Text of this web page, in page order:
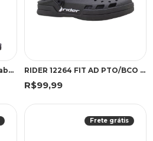
Sandália Preta e Castor Alabama | Cartago RIDER 12264 FIT AD PTO/BCO 43 PBR 12264 PRETO/BRANCO
R$99,99
Frete grátis